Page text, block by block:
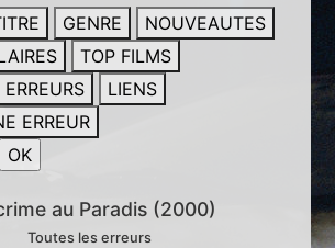
GENRE
NOUVEAUTES
TOP FILMS
LIENS
ERREUR
au Paradis (2000)
Toutes les erreurs